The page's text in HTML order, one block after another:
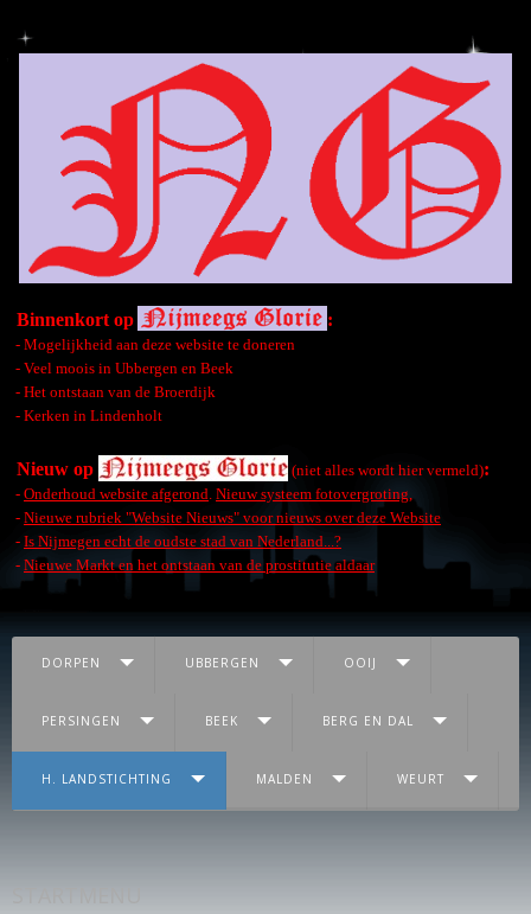
Binnenkort op :
- Mogelijkheid aan deze website te doneren
- Veel moois in Ubbergen en Beek
- Het ontstaan van de Broerdijk
- Kerken in Lindenholt
Nieuw op (niet alles wordt hier vermeld):
- Onderhoud website afgerond. Nieuw systeem fotovergroting,
- Nieuwe rubriek "Website Nieuws" voor nieuws over deze Website
- Is Nijmegen echt de oudste stad van Nederland...?
- Nieuwe Markt en het ontstaan van de prostitutie aldaar
DORPEN UBBERGEN OOIJ
PERSINGEN BEEK BERG EN DAL
H. LANDSTICHTING MALDEN WEURT